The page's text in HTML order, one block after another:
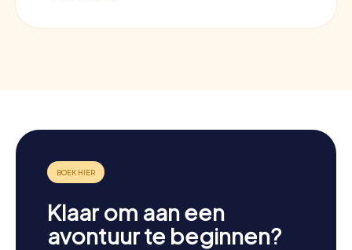
Klaar om aan een
avontuur te beginnen?